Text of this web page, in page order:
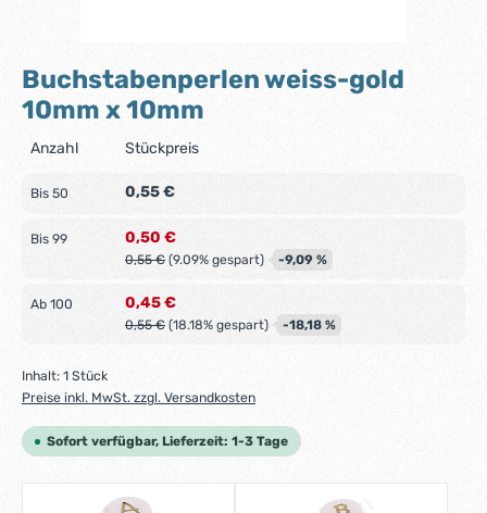
Buchstabenperlen weiss-gold
10mm x 10mm
Anzahl Stückpreis
Bis 50 0,55 €
Bis 99 0,50 €
0,55 € (9.09% gespart) -9,09 %
Ab 100 0,45 €
0,55 € (18.18% gespart) -18,18 %
Inhalt: 1 Stück
Preise inkl. MwSt. zzgl. Versandkosten
Sofort verfügbar, Lieferzeit: 1-3 Tage